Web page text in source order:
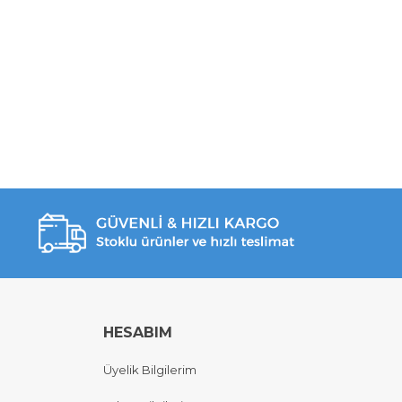
HESABIM
Üyelik Bilgilerim